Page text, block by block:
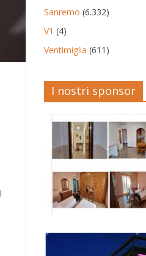
Sanremo (6.332)
V1 (4)
Ventimiglia (611)
I nostri sponsor